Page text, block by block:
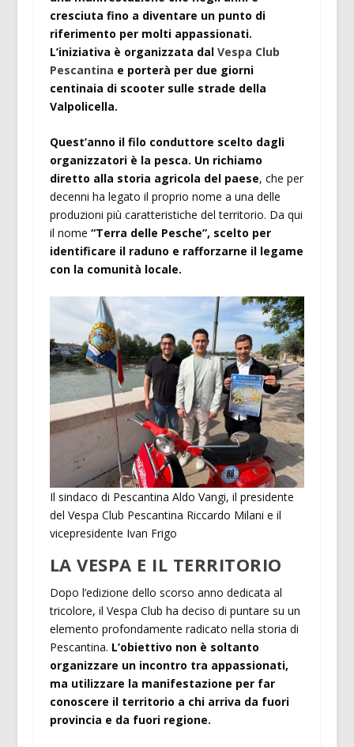
cresciuta fino a diventare un punto di
riferimento per molti appassionati.
L’iniziativa è organizzata dal Vespa Club
Pescantina e porterà per due giorni
centinaia di scooter sulle strade della
Valpolicella.
Quest’anno il filo conduttore scelto dagli
organizzatori è la pesca. Un richiamo
diretto alla storia agricola del paese, che per
decenni ha legato il proprio nome a una delle
produzioni più caratteristiche del territorio. Da qui
il nome “Terra delle Pesche”, scelto per
identificare il raduno e rafforzarne il legame
con la comunità locale.
Il sindaco di Pescantina Aldo Vangi, il presidente
del Vespa Club Pescantina Riccardo Milani e il
vicepresidente Ivan Frigo
LA VESPA E IL TERRITORIO
Dopo l’edizione dello scorso anno dedicata al
tricolore, il Vespa Club ha deciso di puntare su un
elemento profondamente radicato nella storia di
Pescantina. L’obiettivo non è soltanto
organizzare un incontro tra appassionati,
ma utilizzare la manifestazione per far
conoscere il territorio a chi arriva da fuori
provincia e da fuori regione.